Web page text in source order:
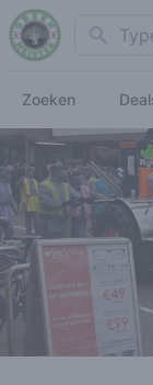
Search
Zoeken